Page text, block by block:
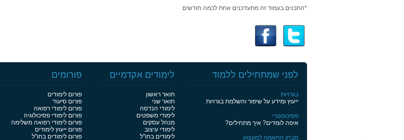
ייעוץ השקעות וניהול תיקים
ייעוץ מס בפיקוח מועצת יועצי המס/נציבות מס הכנסה
ניהול משאבי אנוש
קורס ייעוץ ושיווק פנסיוני
רו"ח – מסלול משולב עם תואר BA של האו"פ במכללת ר"ג
ניהול פרסום ושיווק
קורס להכשרת אנשי מכירות בתהליכי מכירה מורכבים SPIN +
שיווק בין-לאומי
קורס ייעוץ השקעות וניהול תיקים
קורס ייעוץ ושיווק פנסיוני
*התכנים בעמוד זה מתעדכנים אחת לכמה חודשים
לפני שמתחילים ללמוד
בגרויות
ייעוץ ומידע על שיפור והשלמת בגרויות
פסיכומטרי
איפה לומדים? איך מתחילים?
מבחן התאמה למקצוע
לימודים אקדמיים
תואר ראשון
תואר שני
לימודי הנדסה
לימודי משפטים
מנהל עסקים
לימודי עיצוב
לימודים בחו"ל
פורומים
פורום לימודים
פורום סיעוד
פורום לימודי רפואה
פורום לימודי פסיכולוגיה
פורום לימודי רפואה משלימה
פורום ייעוץ לימודים
פורום לימודים בחו"ל